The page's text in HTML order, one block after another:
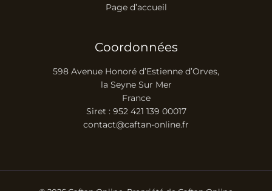
Page d’accueil
Coordonnées
598 Avenue Honoré d’Estienne d’Orves,
la Seyne Sur Mer
France
Siret : 952 421 139 00017
contact@caftan-online.fr